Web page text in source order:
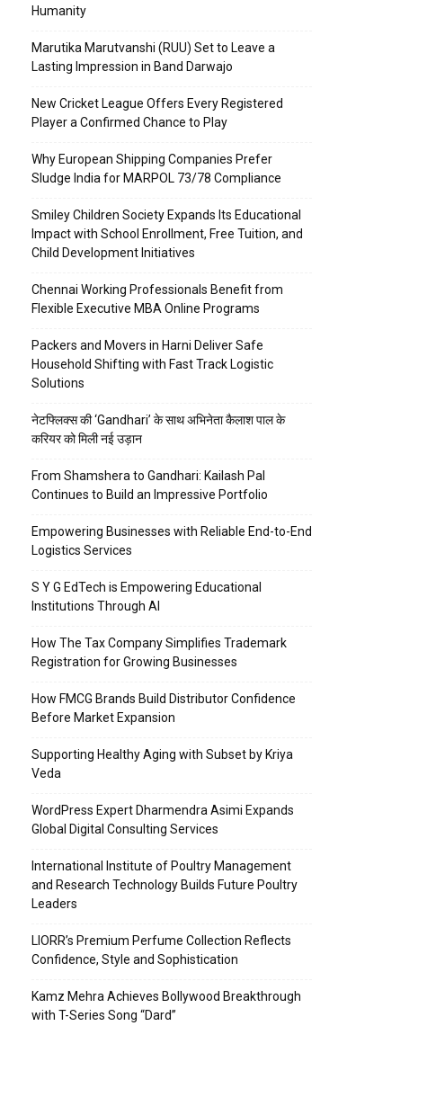
Humanity
Marutika Marutvanshi (RUU) Set to Leave a
Lasting Impression in Band Darwajo
New Cricket League Offers Every Registered
Player a Confirmed Chance to Play
Why European Shipping Companies Prefer
Sludge India for MARPOL 73/78 Compliance
Smiley Children Society Expands Its Educational
Impact with School Enrollment, Free Tuition, and
Child Development Initiatives
Chennai Working Professionals Benefit from
Flexible Executive MBA Online Programs
Packers and Movers in Harni Deliver Safe
Household Shifting with Fast Track Logistic
Solutions
नेटफ्लिक्स की ‘Gandhari’ के साथ अभिनेता कैलाश पाल के
करियर को मिली नई उड़ान
From Shamshera to Gandhari: Kailash Pal
Continues to Build an Impressive Portfolio
Empowering Businesses with Reliable End-to-End
Logistics Services
S Y G EdTech is Empowering Educational
Institutions Through AI
How The Tax Company Simplifies Trademark
Registration for Growing Businesses
How FMCG Brands Build Distributor Confidence
Before Market Expansion
Supporting Healthy Aging with Subset by Kriya
Veda
WordPress Expert Dharmendra Asimi Expands
Global Digital Consulting Services
International Institute of Poultry Management
and Research Technology Builds Future Poultry
Leaders
LIORR’s Premium Perfume Collection Reflects
Confidence, Style and Sophistication
Kamz Mehra Achieves Bollywood Breakthrough
with T-Series Song “Dard”